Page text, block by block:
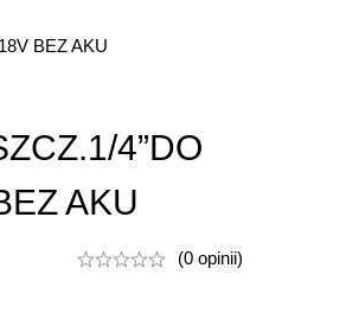
BEZ AKU
4”DO
AKU
(0 opinii)